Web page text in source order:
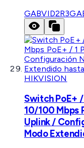
GABVID2R3
HIKVISION
Switch PoE+
10/100 Mbps
Uplink /
Modo